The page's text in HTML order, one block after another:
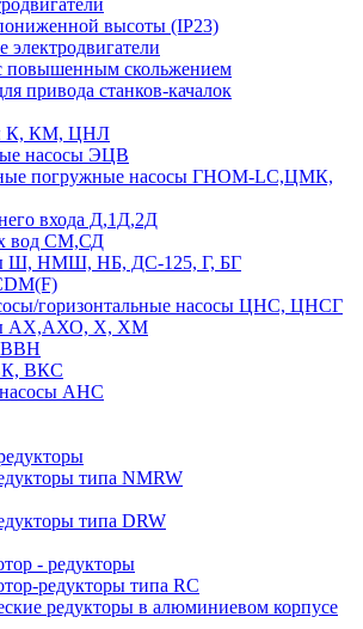
высоты (IP23)
повышенным скольжением
привода станков-качалок
К, КМ, ЦНЛ
насосы ЭЦВ
погружные насосы ГНОМ-LC,ЦМК,
входа Д,1Д,2Д
вод СМ,СД
Ш, НМШ, НБ, ДС-125, Г, БГ
горизонтальные насосы ЦНС, ЦНСГ
АХ,АХО, Х, ХМ
ВВН
ВКС
АНС
типа NMRW
типа DRW
- редукторы
редукторы типа RC
редукторы в алюминиевом корпусе